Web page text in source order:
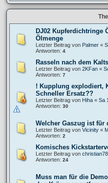
DJ02 Kupferdichtringe
Ölmenge
Letzter Beitrag von Palmer «
Antworten: 4
Rasseln nach dem
Letzter Beitrag von 2KFan «
Antworten: 7
! Kupplung explodiert,
Schneller Ersatz??
Letzter Beitrag von Hiha « Sa
Antworten: 30
Welcher Gaszug ist für
Letzter Beitrag von Vicinity «
Antworten: 2
Komisches
Letzter Beitrag von christian78
Antworten: 24
Muss man für die